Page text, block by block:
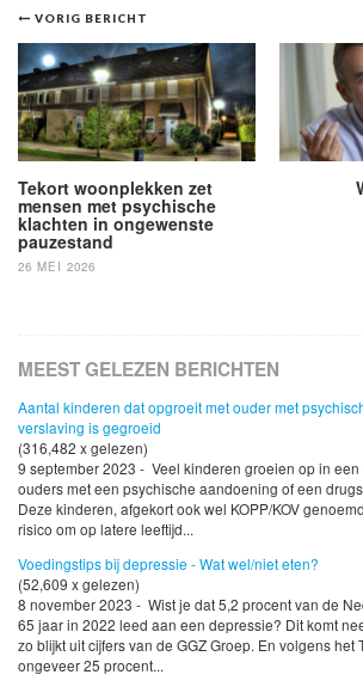
Bericht
navigatie
VORIG BERICHT
Tekort woonplekken zet
mensen met psychische
klachten in ongewenste
pauzestand
26 MEI 2026
MEEST GELEZEN BERICHTEN
Aantal kinderen dat opgroeit met ouder met
verslaving is gegroeid
(316,482 x gelezen)
9 september 2023 - Veel kinderen groeien op in een
ouders met een psychische aandoening of een
Deze kinderen, afgekort ook wel KOPP/KOV
risico om op latere leeftijd...
Voedingstips bij depressie - Wat wel/niet eten?
(52,609 x gelezen)
8 november 2023 - Wist je dat 5,2 procent van de
65 jaar in 2022 leed aan een depressie? Dit komt
zo blijkt uit cijfers van de GGZ Groep. En volgens het
ongeveer 25 procent...